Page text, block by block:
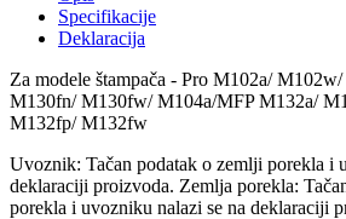
Specifikacije
Deklaracija
Za modele štampača - Pro M102a/
M130fn/ M130fw/ M104a/MFP M132a/
M132fp/ M132fw
Uvoznik: Tačan podatak o zemlji porekla i
deklaraciji proizvoda. Zemlja porekla:
porekla i uvozniku nalazi se na deklaraciji